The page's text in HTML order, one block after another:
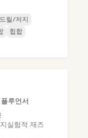
드릴/저지
힙합
루언서
실험적 재즈